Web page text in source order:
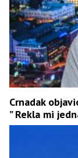
Crnadak
” Rekla mi